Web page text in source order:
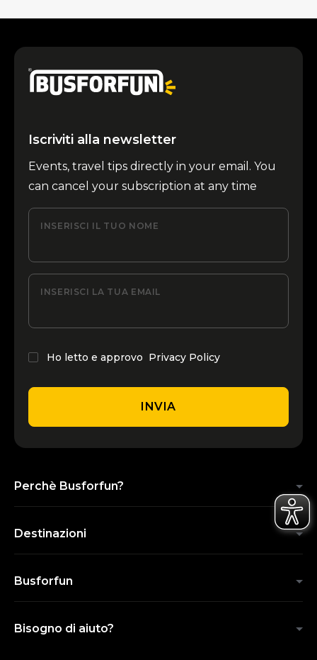
Iscriviti alla newsletter
Events, travel tips directly in your email. You
can cancel your subscription at any time
INSERISCI IL TUO NOME
INSERISCI LA TUA EMAIL
Ho letto e approvo Privacy Policy
INVIA
Perchè Busforfun?
Destinazioni
Busforfun
Bisogno di aiuto?